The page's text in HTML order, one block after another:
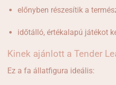
előnyben részesítik a
időtálló, értékalapú játékot
Kinek ajánlott a Tender
Ez a fa állatfigura ideális: